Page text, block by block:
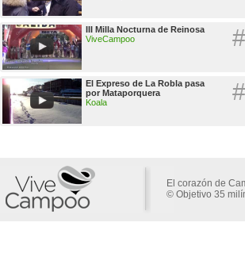
#
III Milla Nocturna de Reinosa
ViveCampoo
#
El Expreso de La Robla pasa
por Mataporquera
Koala
El corazón de
© Objetivo 35